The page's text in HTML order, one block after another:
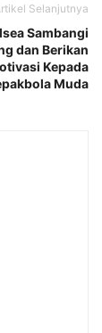
Selanjutnya
Sambangi
dan Berikan
Kepada
Muda